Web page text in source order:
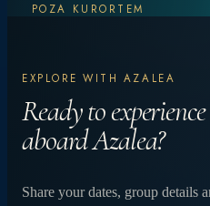
POZA KURORTEM
Odkryj
Od tętniących życiem raf
EXPLORE WITH AZALEA
Ready to
aboard Azalea?
Share your dates, group details